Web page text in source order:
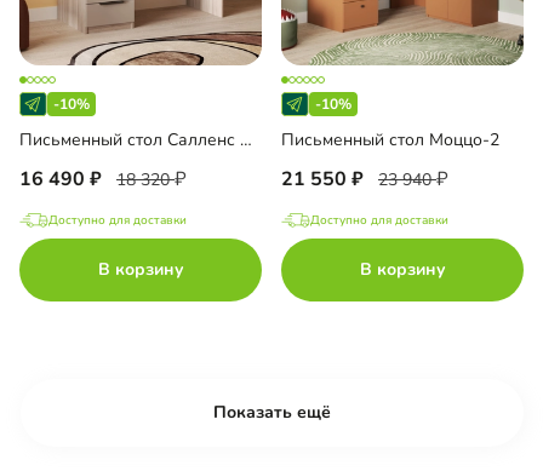
-10%
Письменный стол Салленс Премиум
16 490 18 320
Доступно для доставки
В корзину
-10%
Письменный стол Моццо-2
21 550 23 940
Доступно для доставки
В корзину
Показать ещё